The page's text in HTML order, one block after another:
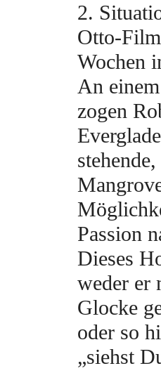
2.
Otto-
Wochen
An
zogen
Passion
Dieses
weder er
Glocke
oder so
„siehst